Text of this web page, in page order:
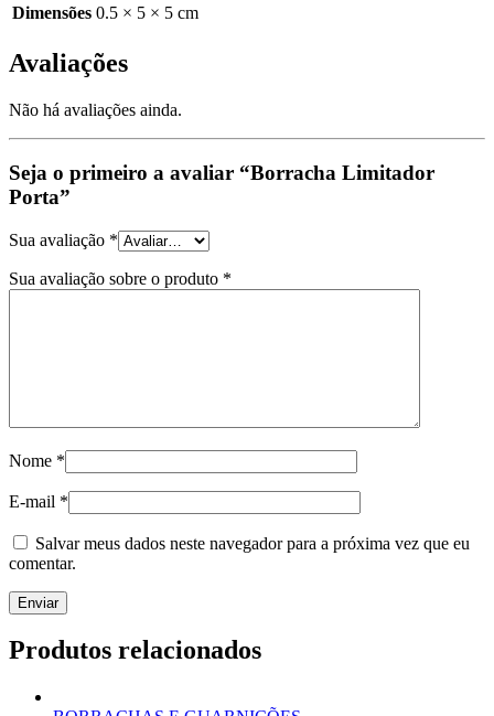
Dimensões 0.5 × 5 × 5 cm
Avaliações
Não há avaliações ainda.
Seja o primeiro a avaliar “Borracha Limitador
Porta”
Sua avaliação *
Sua avaliação sobre o produto *
Nome *
E-mail *
Salvar meus dados neste navegador para a próxima vez que eu
comentar.
Produtos relacionados